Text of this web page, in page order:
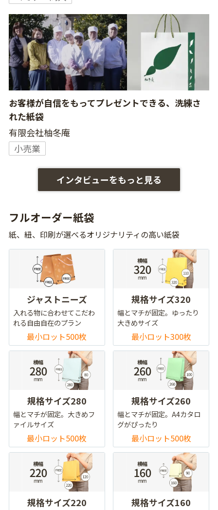
お客様が自信をもってプレゼントできる、洗練さ
れた紙袋
有限会社柚冬庵
小売業
インタビューをもっと見る
フルオーダー紙袋
紙、紐、印刷が選べるオリジナリティの高い紙袋
ジャストニーズ
入れる物に合わせてこだわ
れる自由自在のプラン
最小ロット500枚
規格サイズ320
幅とマチが固定。ゆったり
大きめサイズ
最小ロット300枚
規格サイズ280
幅とマチが固定。大きめフ
ァイルサイズ
最小ロット500枚
規格サイズ260
幅とマチが固定。A4カタロ
グがぴったり
最小ロット500枚
規格サイズ220 規格サイズ160